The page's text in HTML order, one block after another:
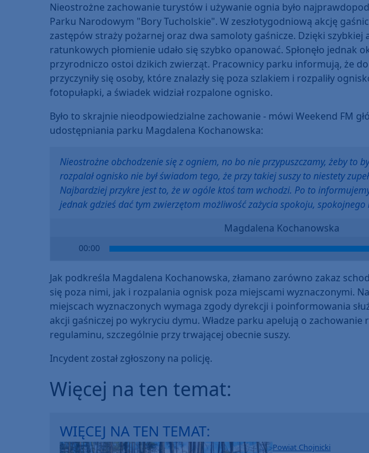
Nieostrożne zachowanie turystów i używanie ognia było
Parku Narodowym "Bory Tucholskie". W zeszłotygodniową akcję
zastępów straży pożarnej oraz dwa samoloty gaśnicze. Dzięki szybkiej
ratunkowych płomienie udało się szybko opanować. Spłonęło jednak
przyrodniczo ostoi dzikich zwierząt. Pracownicy parku informują, że
przyczyniły się osoby, które znalazły się poza szlakiem i rozpaliły
fotopułapki, a świadek widział rozpalone ognisko.
Było to skrajnie nieodpowiedzialne zachowanie - mówi Weekend FM
udostępniania parku Magdalena Kochanowska:
Nieostrożne obchodzenie się z ogniem, no bo nie przypuszczamy, żeby to
rozpalał ognisko nie był świadom tego, że przy takiej suszy to niestety
Najbardziej przykre jest to, że w ogóle ktoś tam wchodzi. Po to
jednak gdzieś dać tym zwierzętom możliwość zażycia spokoju,
Magdalena Kochanowska
00:00
Jak podkreśla Magdalena Kochanowska, złamano zarówno zakaz
się poza nimi, jak i rozpalania ognisk poza miejscami wyznaczonymi.
miejscach wyznaczonych wymaga zgody dyrekcji i poinformowania
akcji gaśniczej po wykryciu dymu. Władze parku apelują o
regulaminu, szczególnie przy trwającej obecnie suszy.
Incydent został zgłoszony na policję.
Więcej na ten temat:
WIĘCEJ NA TEN TEMAT:
Powiat Chojnicki